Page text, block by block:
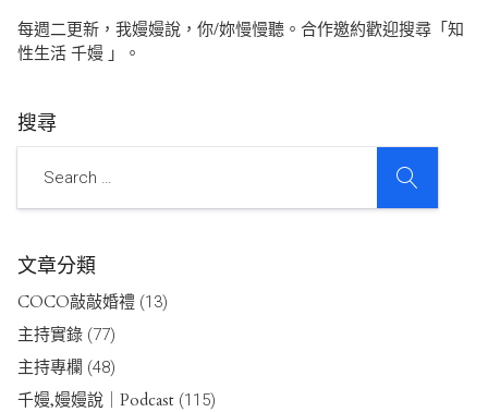
每週二更新，我嫚嫚說，你/妳慢慢聽。合作邀約歡迎搜尋「知
性生活 千嫚 」。
搜尋
文章分類
COCO敲敲婚禮 (13)
主持實錄 (77)
主持專欄 (48)
千嫚,嫚嫚說｜Podcast (115)